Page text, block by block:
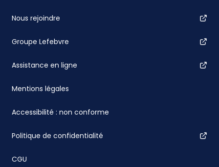
Nous rejoindre
Groupe Lefebvre
Assistance en ligne
Mentions légales
Accessibilité : non conforme
Politique de confidentialité
CGU